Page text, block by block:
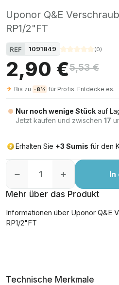
Uponor Q&E
RP1/2"FT
REF 1091849 (0)
2,90 €5,53 €
Bis zu -8% für Profis. Entdecke es.
Nur noch wenige Stück auf
Jetzt kaufen und zwischen 17
Erhalten Sie +3 Sumis für den
In
Mehr über das Produkt
Informationen über Uponor Q&E
RP1/2"FT
Technische Merkmale